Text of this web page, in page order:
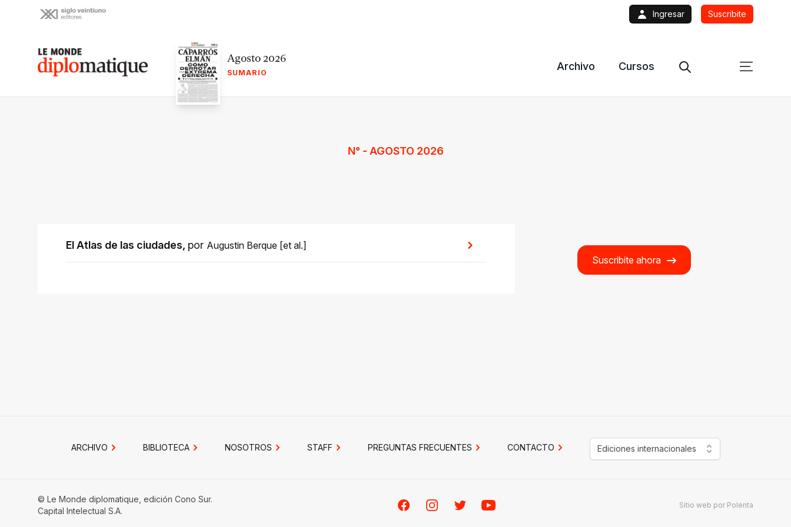
Ingresar Suscribite
Le monde diplomatique Agosto 2026
SUMARIO
Archivo Cursos
N° - AGOSTO 2026
Suscribite ahora
El Atlas de las ciudades, por Augustin Berque [et al.]
ARCHIVO BIBLIOTECA NOSOTROS STAFF PREGUNTAS FRECUENTES CONTACTO Ediciones internacionales
© Le Monde diplomatique, edición Cono Sur.
Capital Intelectual S.A.
FacebookInstagramTwitterYoutube Sitio web por Polenta